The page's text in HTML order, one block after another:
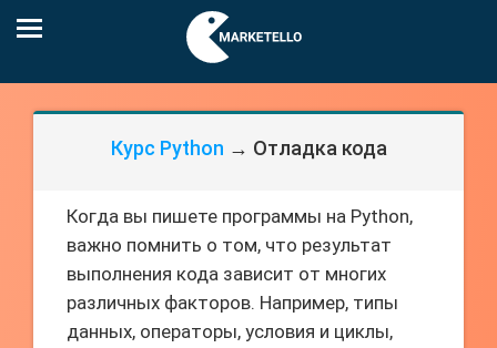
Курс Python → Отладка кода
Когда вы пишете программы на Python,
важно помнить о том, что результат
выполнения кода зависит от многих
различных факторов. Например, типы
данных, операторы, условия и циклы,